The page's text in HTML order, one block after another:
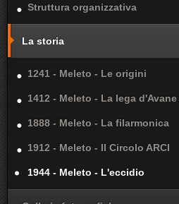
Struttura organizzativa
La storia
1241 - Meleto - Le origini
1412 - Meleto - La lega d'Avane
1888 - Meleto - La filarmonica
1912 - Meleto - Il Circolo ARCI
1944 - Meleto - L'eccidio